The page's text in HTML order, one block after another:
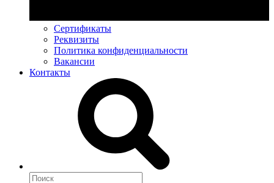
Сертификаты
Реквизиты
Политика конфиденциальности
Вакансии
Контакты